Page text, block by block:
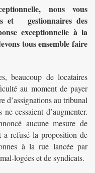
nous vous
et gestionnaires des
exceptionnelle à la
tous ensemble faire
beaucoup de locataires
au moment de payer
d’assignations au tribunal
cessaient d’augmenter.
aucune mesure de
refusé la proposition de
à la rue lancée par
logées et de syndicats.